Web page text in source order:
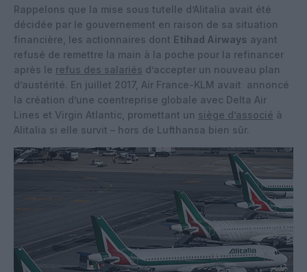
Rappelons que la mise sous tutelle d’Alitalia avait été
décidée par le gouvernement en raison de sa situation
financière, les actionnaires dont Etihad Airways ayant
refusé de remettre la main à la poche pour la refinancer
après le refus des salariés d’accepter un nouveau plan
d’austérité. En juillet 2017, Air France-KLM avait annoncé
la création d’une coentreprise globale avec Delta Air
Lines et Virgin Atlantic, promettant un siège d’associé à
Alitalia si elle survit – hors de Lufthansa bien sûr.